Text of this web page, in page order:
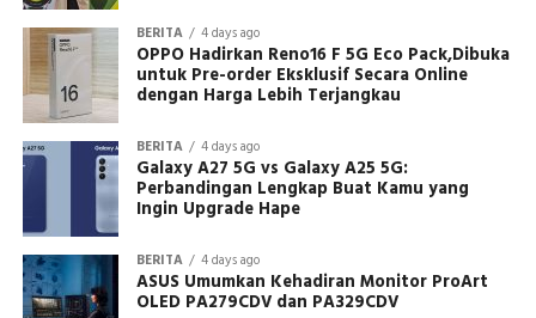
BERITA 4 days ago
OPPO Hadirkan Reno16 F 5G Eco Pack,Dibuka
untuk Pre-order Eksklusif Secara Online
dengan Harga Lebih Terjangkau
BERITA 4 days ago
Galaxy A27 5G vs Galaxy A25 5G:
Perbandingan Lengkap Buat Kamu yang
Ingin Upgrade Hape
BERITA 4 days ago
ASUS Umumkan Kehadiran Monitor ProArt
OLED PA279CDV dan PA329CDV